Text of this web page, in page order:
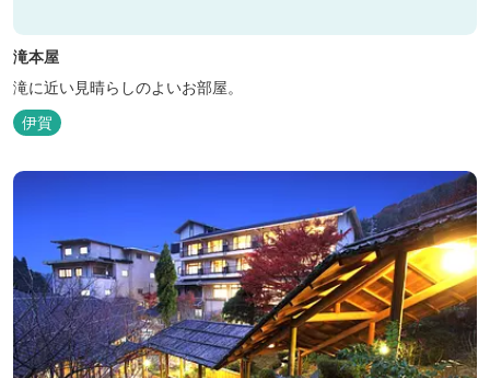
滝本屋
滝に近い見晴らしのよいお部屋。
伊賀